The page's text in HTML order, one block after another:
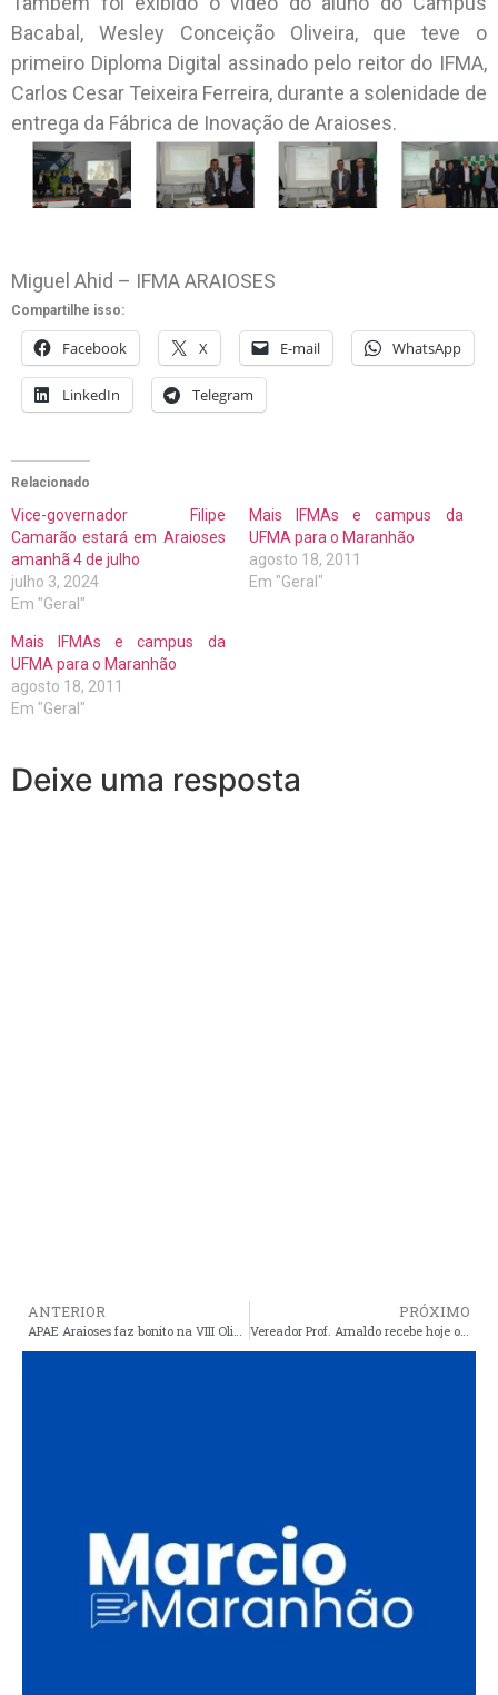
Bacabal, Wesley Conceição Oliveira, que teve o
primeiro Diploma Digital assinado pelo reitor do IFMA,
Carlos Cesar Teixeira Ferreira, durante a solenidade de
entrega da Fábrica de Inovação de Araioses.
Miguel Ahid – IFMA ARAIOSES
Compartilhe isso:
Facebook X E-mail WhatsApp
LinkedIn Telegram
Relacionado
Vice-governador Filipe
Camarão estará em Araioses
amanhã 4 de julho
julho 3, 2024
Em "Geral"
Mais IFMAs e campus da
UFMA para o Maranhão
agosto 18, 2011
Em "Geral"
Mais IFMAs e campus da
UFMA para o Maranhão
agosto 18, 2011
Em "Geral"
Deixe uma resposta
ANTERIOR
APAE Araioses faz bonito na VIII Olimpíadas Especiais das APAES do Maranhão
PRÓXIMO
Vereador Prof. Arnaldo recebe hoje o deputado Dr. Yglésio, às 18 no auditório do SINDSEPMA